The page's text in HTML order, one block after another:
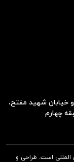
خیابان شهید مفتح،
المللی است. طراحی و